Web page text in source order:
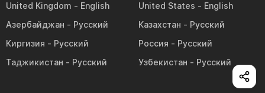
United Kingdom
United States
Азербайджан
Казахстан
Киргизия
Россия
Таджикистан
Узбекистан